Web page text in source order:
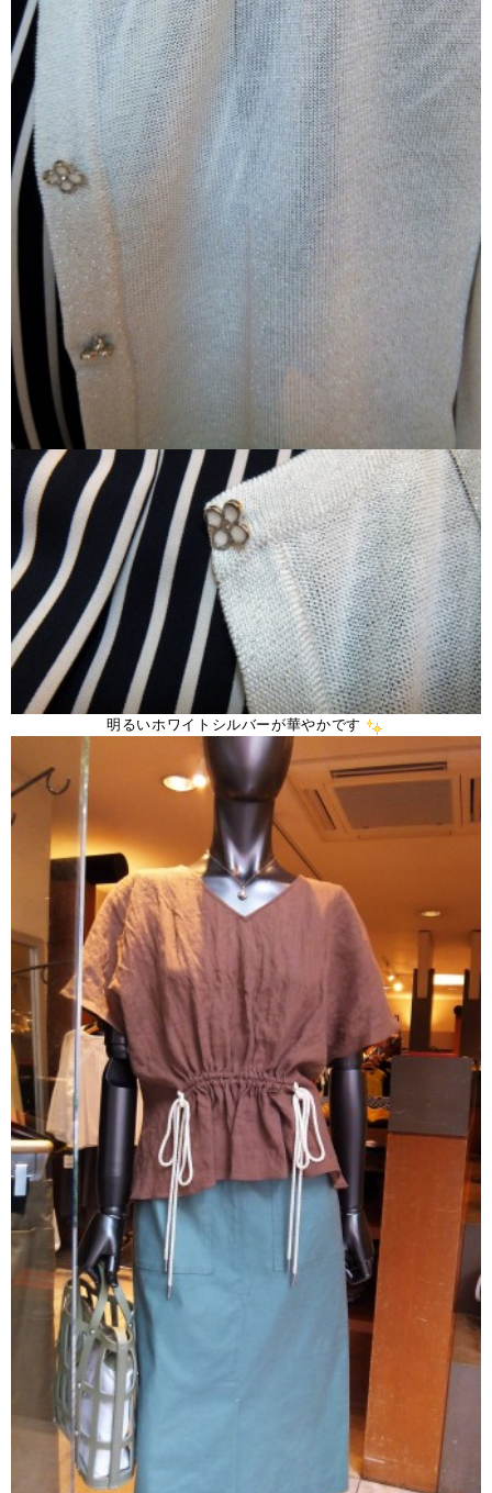
明るいホワイトシルバーが華やかです